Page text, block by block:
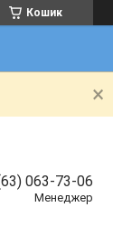
Кошик
063-73-06
Менеджер